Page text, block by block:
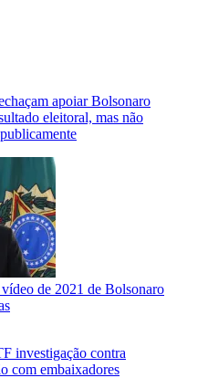
apoiar Bolsonaro
eleitoral, mas não
de 2021 de Bolsonaro
investigação contra
com embaixadores